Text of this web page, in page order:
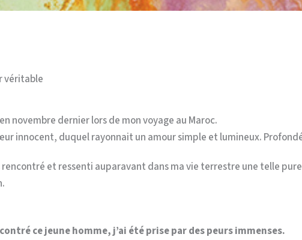
véritable
novembre dernier lors de mon voyage au Maroc.
innocent, duquel rayonnait un amour simple et lumineux.
rencontré et ressenti auparavant dans ma vie terrestre une telle
ce jeune homme, j’ai été prise par des peurs immenses.